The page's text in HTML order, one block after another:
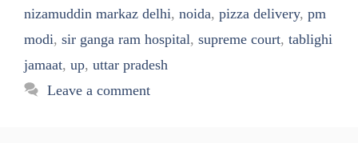
nizamuddin markaz delhi, noida, pizza delivery, pm
modi, sir ganga ram hospital, supreme court, tablighi
jamaat, up, uttar pradesh
Leave a comment